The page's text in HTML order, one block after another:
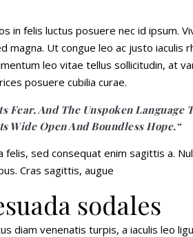
in felis luctus posuere nec id ipsum.
Ut congue leo ac justo iaculis
leo vitae tellus sollicitudin, at
posuere cubilia curae.
And The Unspoken Language
Open And Boundless Hope.“
sed consequat enim sagittis a.
Cras sagittis, augue
sodales
diam venenatis turpis, a iaculis leo